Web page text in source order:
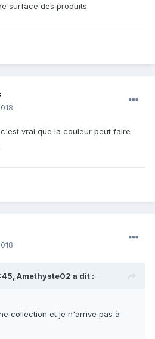
surface des produits.
vrai que la couleur peut faire
Amethyste02 a dit :
collection et je n'arrive pas à